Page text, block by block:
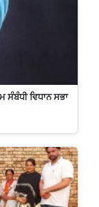
ਸੰਬੰਧੀ ਵਿਧਾਨ ਸਭਾ